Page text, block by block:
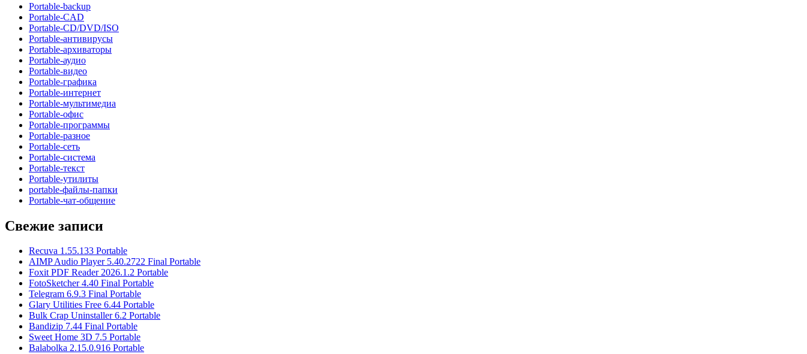
Portable-backup
Portable-CAD
Portable-CD/DVD/ISO
Portable-антивирусы
Portable-архиваторы
Portable-аудио
Portable-видео
Portable-графика
Portable-интернет
Portable-мультимедиа
Portable-офис
Portable-программы
Portable-разное
Portable-сеть
Portable-система
Portable-текст
Portable-утилиты
portable-файлы-папки
Portable-чат-общение
Свежие записи
Recuva 1.55.133 Portable
AIMP Audio Player 5.40.2722 Final Portable
Foxit PDF Reader 2026.1.2 Portable
FotoSketcher 4.40 Final Portable
Telegram 6.9.3 Final Portable
Glary Utilities Free 6.44 Portable
Bulk Crap Uninstaller 6.2 Portable
Bandizip 7.44 Final Portable
Sweet Home 3D 7.5 Portable
Balabolka 2.15.0.916 Portable